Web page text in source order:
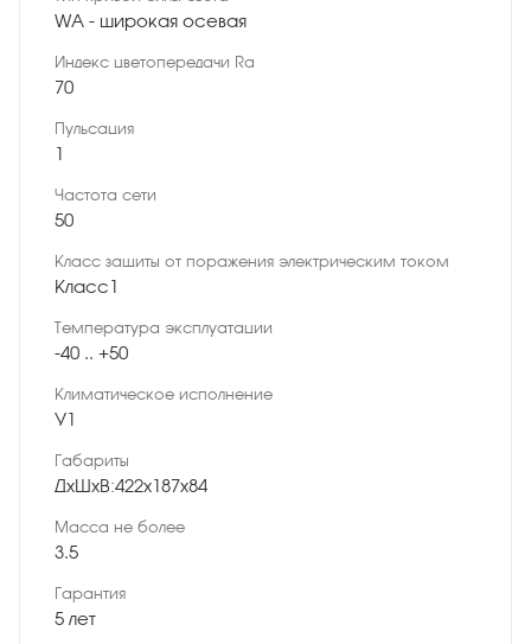
WA - широкая осевая
Индекс цветопередачи Ra
70
Пульсация
1
Частота сети
50
Класс защиты от поражения электрическим током
Класс1
Температура эксплуатации
-40 .. +50
Климатическое исполнение
У1
Габариты
ДхШхВ:422х187х84
Масса не более
3.5
Гарантия
5 лет